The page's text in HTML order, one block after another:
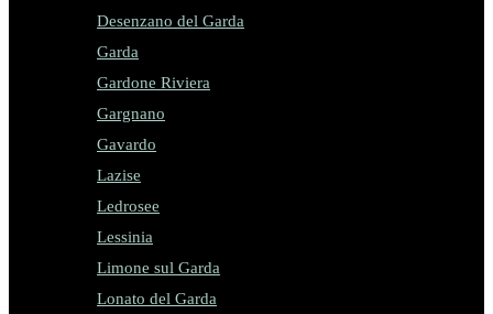
Desenzano del Garda
Garda
Gardone Riviera
Gargnano
Gavardo
Lazise
Ledrosee
Lessinia
Limone sul Garda
Lonato del Garda